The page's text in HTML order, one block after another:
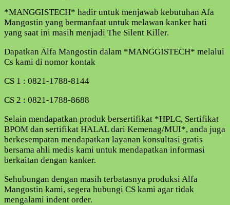
*MANGGISTECH* hadir untuk menjawab kebutuhan Afa
Mangostin yang bermanfaat untuk melawan kanker hati
yang saat ini masih menjadi The Silent Killer.
Dapatkan Alfa Mangostin dalam *MANGGISTECH* melalui
Cs kami di nomor kontak
CS 1 : 0821-1788-8144
CS 2 : 0821-1788-8688
Selain mendapatkan produk bersertifikat *HPLC, Sertifikat
BPOM dan sertifikat HALAL dari Kemenag/MUI*, anda juga
berkesempatan mendapatkan layanan konsultasi gratis
bersama ahli medis kami untuk mendapatkan informasi
berkaitan dengan kanker.
Sehubungan dengan masih terbatasnya produksi Alfa
Mangostin kami, segera hubungi CS kami agar tidak
mengalami indent order.